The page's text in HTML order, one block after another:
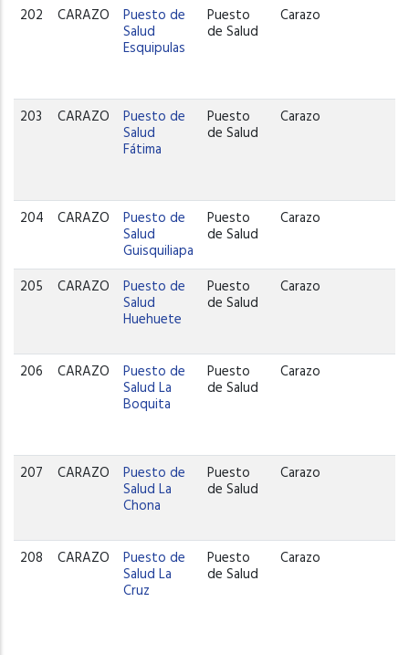
202 CARAZO Puesto de
Salud
Esquipulas
Puesto
de Salud
Carazo
203 CARAZO Puesto de
Salud
Fátima
Puesto
de Salud
Carazo
204 CARAZO Puesto de
Salud
Guisquiliapa
Puesto
de Salud
Carazo
205 CARAZO Puesto de
Salud
Huehuete
Puesto
de Salud
Carazo
206 CARAZO Puesto de
Salud La
Boquita
Puesto
de Salud
Carazo
207 CARAZO Puesto de
Salud La
Chona
Puesto
de Salud
Carazo
208 CARAZO Puesto de
Salud La
Cruz
Puesto
de Salud
Carazo